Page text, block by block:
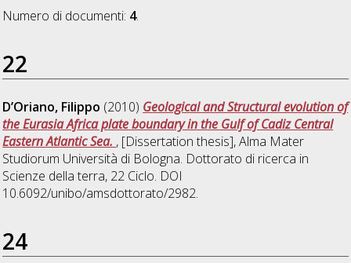
Numero di documenti: 4.
22
D’Oriano, Filippo (2010) Geological and Structural evolution of
the Eurasia Africa plate boundary in the Gulf of Cadiz Central
Eastern Atlantic Sea. , [Dissertation thesis], Alma Mater
Studiorum Università di Bologna. Dottorato di ricerca in
Scienze della terra, 22 Ciclo. DOI
10.6092/unibo/amsdottorato/2982.
24